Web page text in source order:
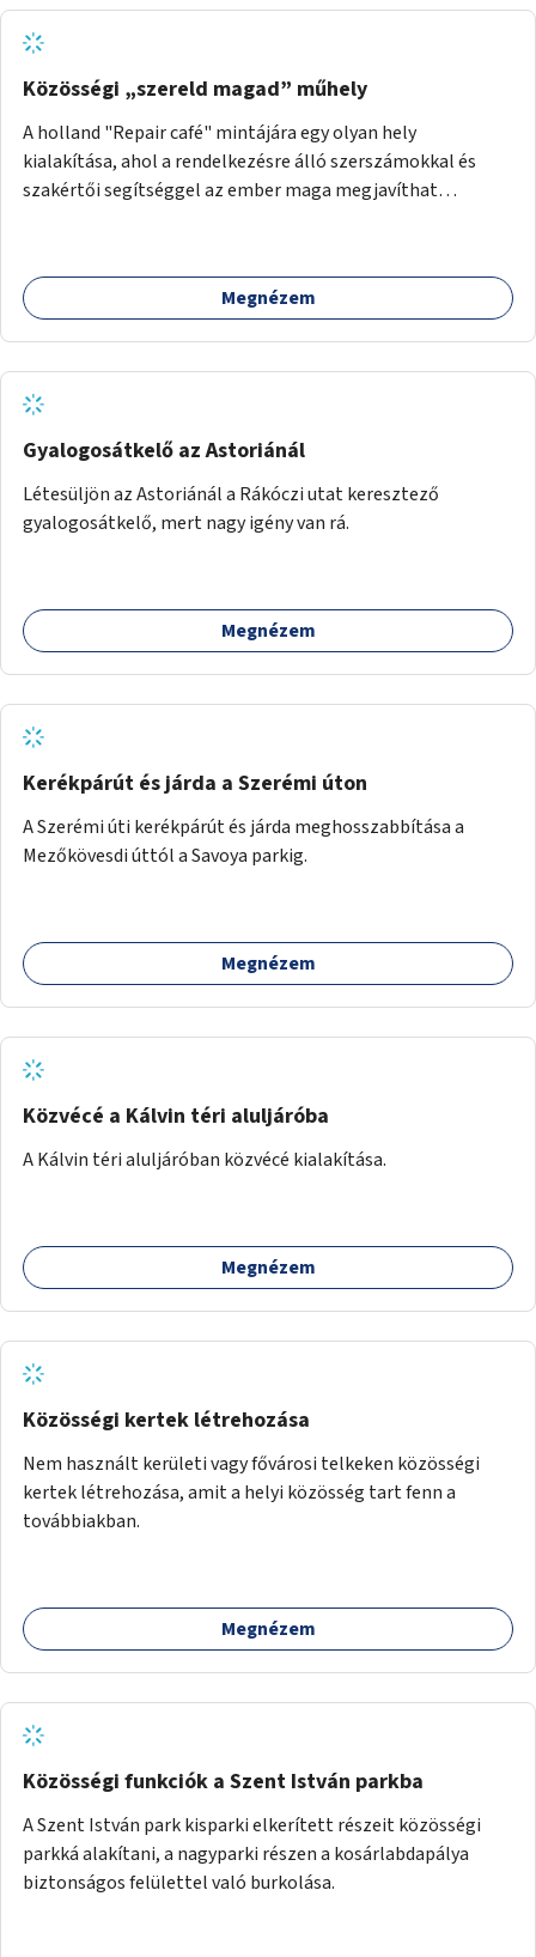
Közösségi „szereld magad” műhely
A holland "Repair café" mintájára egy olyan hely
kialakítása, ahol a rendelkezésre álló szerszámokkal és
szakértői segítséggel az ember maga megjavíthat
egymásnak, megosszák tudásukat.
Megnézem
Gyalogosátkelő az Astoriánál
Létesüljön az Astoriánál a Rákóczi utat keresztező
gyalogosátkelő, mert nagy igény van rá.
Megnézem
Kerékpárút és járda a Szerémi úton
A Szerémi úti kerékpárút és járda meghosszabbítása a
Mezőkövesdi úttól a Savoya parkig.
Megnézem
Közvécé a Kálvin téri aluljáróba
A Kálvin téri aluljáróban közvécé kialakítása.
Megnézem
Közösségi kertek létrehozása
Nem használt kerületi vagy fővárosi telkeken közösségi
kertek létrehozása, amit a helyi közösség tart fenn a
továbbiakban.
Megnézem
Közösségi funkciók a Szent István parkba
A Szent István park kisparki elkerített részeit közösségi
parkká alakítani, a nagyparki részen a kosárlabdapálya
biztonságos felülettel való burkolása.